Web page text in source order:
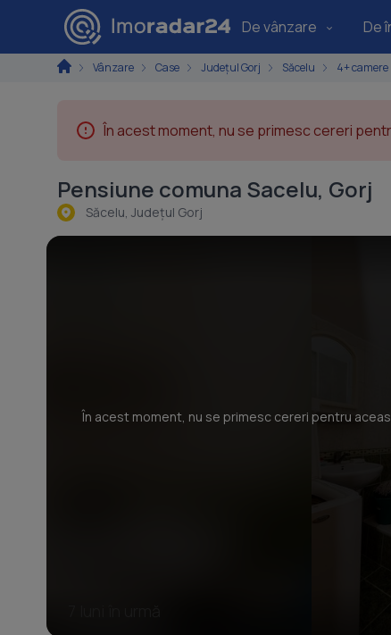
De vânzare De
Vânzare Case Județul Gorj Săcelu 4+ camere
În acest moment, nu se primesc cereri
Pensiune comuna Sacelu, Gorj
Săcelu, Judeţul Gorj
În acest moment, nu se primesc cereri pentru